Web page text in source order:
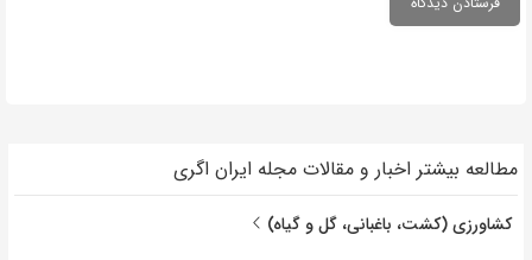
مطالعه بیشتر اخبار و مقالات مجله ایران اگری
کشاورزی (کشت، باغبانی، گل و گیاه)